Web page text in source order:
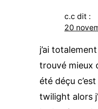
c.c dit :
20
j’ai
trouvé mieux
été déçu
twilight alors